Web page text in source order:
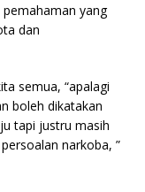
yang
dan
semua, “apalagi
boleh dikatakan
tapi justru masih
narkoba, ”